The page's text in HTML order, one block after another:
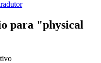
para "physical